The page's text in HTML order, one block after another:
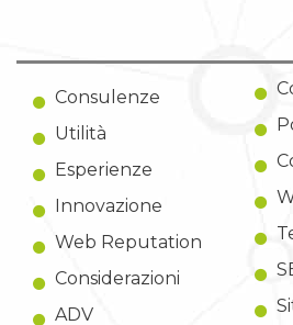
Consulenze
Utilità
Esperienze
Innovazione
Web Reputation
Considerazioni
ADV